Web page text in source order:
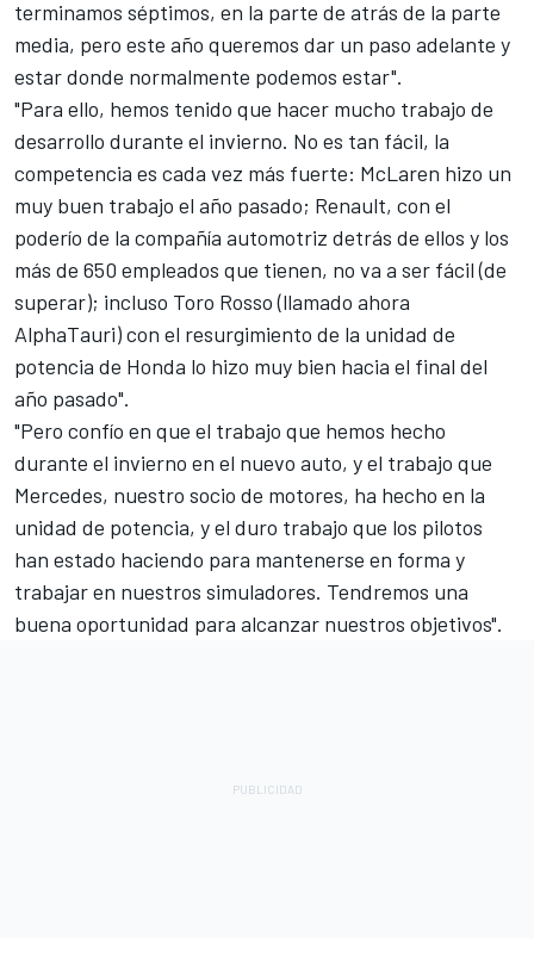
terminamos séptimos, en la parte de atrás de la parte
media, pero este año queremos dar un paso adelante y
estar donde normalmente podemos estar".
"Para ello, hemos tenido que hacer mucho trabajo de
desarrollo durante el invierno. No es tan fácil, la
competencia es cada vez más fuerte: McLaren hizo un
muy buen trabajo el año pasado; Renault, con el
poderío de la compañía automotriz detrás de ellos y los
más de 650 empleados que tienen, no va a ser fácil (de
superar); incluso Toro Rosso (llamado ahora
AlphaTauri) con el resurgimiento de la unidad de
potencia de Honda lo hizo muy bien hacia el final del
año pasado".
"Pero confío en que el trabajo que hemos hecho
durante el invierno en el nuevo auto, y el trabajo que
Mercedes, nuestro socio de motores, ha hecho en la
unidad de potencia, y el duro trabajo que los pilotos
han estado haciendo para mantenerse en forma y
trabajar en nuestros simuladores. Tendremos una
buena oportunidad para alcanzar nuestros objetivos".